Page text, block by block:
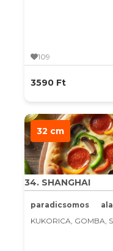
109
3590 Ft
32 cm
34. SHANGHAI
paradicsomos
KUKORICA, GOMBA,